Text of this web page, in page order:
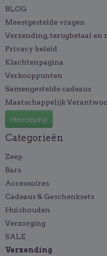
BLOG
Meestgestelde vragen
Verzending, terugbetaal en
Privacy beleid
Klachtenpagina
Verkooppunten
Samengestelde cadeaus
Maatschappelijk
Herroeping
Categorieën
Zeep
Bars
Accessoires
Cadeaus & Geschenksets
Huishouden
Verzorging
SALE
Verzending